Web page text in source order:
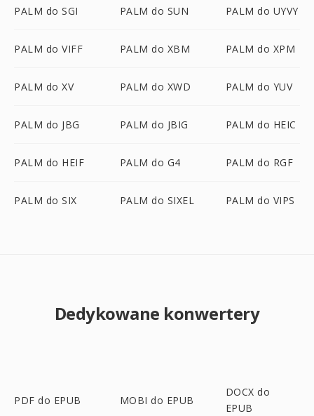
PALM do SGI PALM do SUN PALM do UYVY
PALM do VIFF PALM do XBM PALM do XPM
PALM do XV PALM do XWD PALM do YUV
PALM do JBG PALM do JBIG PALM do HEIC
PALM do HEIF PALM do G4 PALM do RGF
PALM do SIX PALM do SIXEL PALM do VIPS
Dedykowane konwertery
PDF do EPUB MOBI do EPUB
DOCX do
EPUB